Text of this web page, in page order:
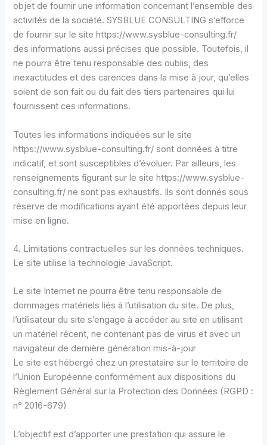
objet de fournir une information concernant l’ensemble des
activités de la société. SYSBLUE CONSULTING s’efforce
de fournir sur le site https://www.sysblue-consulting.fr/
des informations aussi précises que possible. Toutefois, il
ne pourra être tenu responsable des oublis, des
inexactitudes et des carences dans la mise à jour, qu’elles
soient de son fait ou du fait des tiers partenaires qui lui
fournissent ces informations.
Toutes les informations indiquées sur le site
https://www.sysblue-consulting.fr/ sont données à titre
indicatif, et sont susceptibles d’évoluer. Par ailleurs, les
renseignements figurant sur le site https://www.sysblue-
consulting.fr/ ne sont pas exhaustifs. Ils sont donnés sous
réserve de modifications ayant été apportées depuis leur
mise en ligne.
4. Limitations contractuelles sur les données techniques.
Le site utilise la technologie JavaScript.
Le site Internet ne pourra être tenu responsable de
dommages matériels liés à l’utilisation du site. De plus,
l’utilisateur du site s’engage à accéder au site en utilisant
un matériel récent, ne contenant pas de virus et avec un
navigateur de dernière génération mis-à-jour
Le site est hébergé chez un prestataire sur le territoire de
l’Union Européenne conformément aux dispositions du
Règlement Général sur la Protection des Données (RGPD :
n° 2016-679)
L’objectif est d’apporter une prestation qui assure le